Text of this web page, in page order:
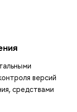
версий
средствами